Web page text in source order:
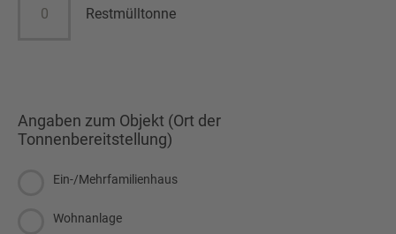
Restmülltonne
Angaben zum Objekt (Ort der
Tonnenbereitstellung)
Ein-/Mehrfamilienhaus
Wohnanlage